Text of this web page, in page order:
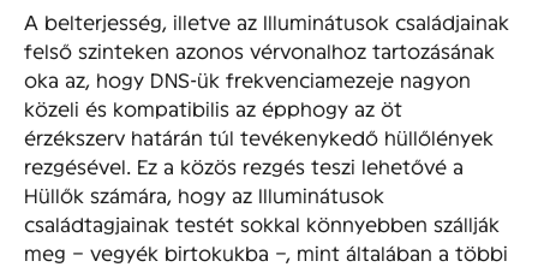
A belterjesség, illetve az Illuminátusok családjainak
felső szinteken azonos vérvonalhoz tartozásának
oka az, hogy DNS-ük frekvenciamezeje nagyon
közeli és kompatibilis az épphogy az öt
érzékszerv határán túl tevékenykedő hüllőlények
rezgésével. Ez a közös rezgés teszi lehetővé a
Hüllők számára, hogy az Illuminátusok
családtagjainak testét sokkal könnyebben szállják
meg – vegyék birtokukba –, mint általában a többi